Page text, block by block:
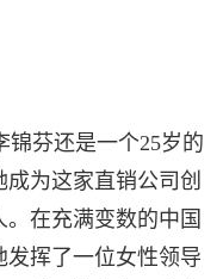
芬还是一个25岁的
为这家直销公司创
在充满变数的中国
挥了一位女性领导